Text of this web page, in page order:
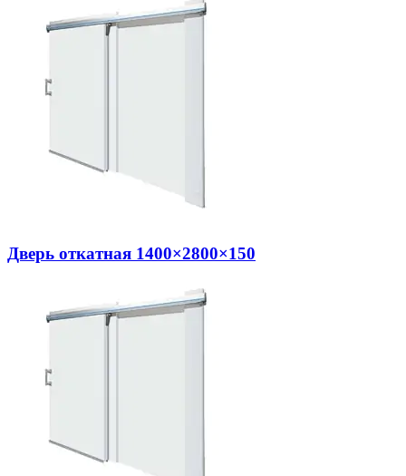
Дверь откатная 1400×2800×150